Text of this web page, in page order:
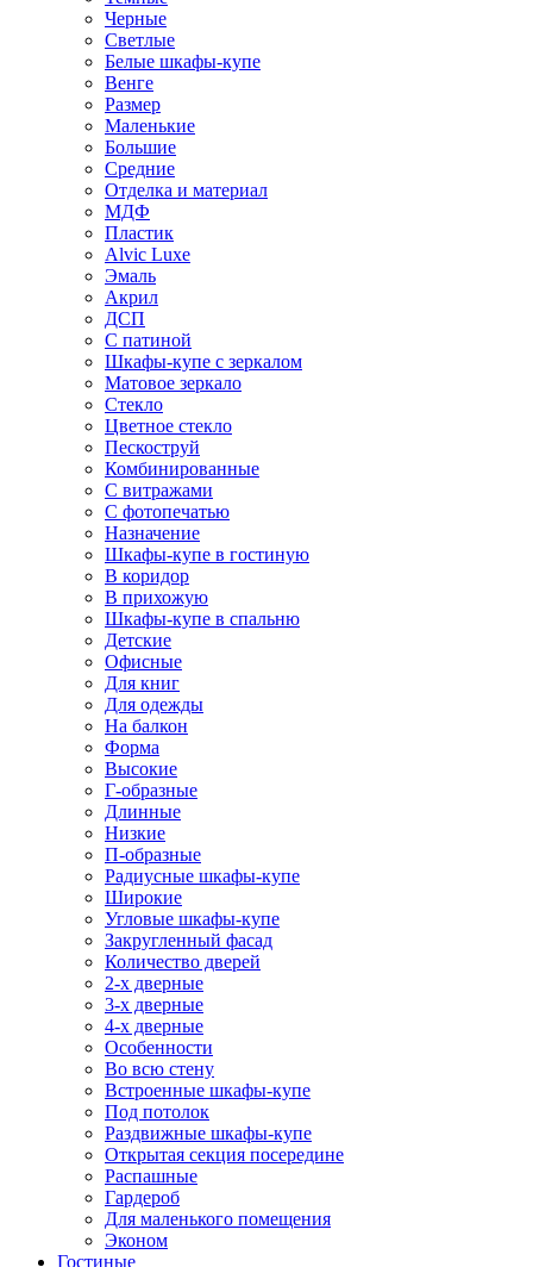
Черные
Светлые
Белые шкафы-купе
Венге
Размер
Маленькие
Большие
Средние
Отделка и материал
МДФ
Пластик
Alvic Luxe
Эмаль
Акрил
ДСП
С патиной
Шкафы-купе с зеркалом
Матовое зеркало
Стекло
Цветное стекло
Пескоструй
Комбинированные
С витражами
С фотопечатью
Назначение
Шкафы-купе в гостиную
В коридор
В прихожую
Шкафы-купе в спальню
Детские
Офисные
Для книг
Для одежды
На балкон
Форма
Высокие
Г-образные
Длинные
Низкие
П-образные
Радиусные шкафы-купе
Широкие
Угловые шкафы-купе
Закругленный фасад
Количество дверей
2-х дверные
3-х дверные
4-х дверные
Особенности
Во всю стену
Встроенные шкафы-купе
Под потолок
Раздвижные шкафы-купе
Открытая секция посередине
Распашные
Гардероб
Для маленького помещения
Эконом
Гостиные